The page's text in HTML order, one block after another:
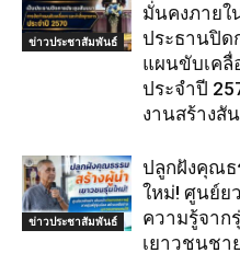
ข่าวประชาสัมพันธ์
มั่นคงภายใ
ประธานปิด
แผนขับเคลื่
ประจำปี
งานสร้างสั
ข่าวประชาสัมพันธ์
ปลูกฝังคุณธ
ใหม่! ศูนย์ย
ความรู้จาก
เยาวชนชา